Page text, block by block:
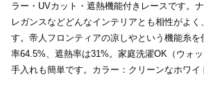
ラー・UVカット・遮熱機能付きレースです。
レガンスなどどんなインテリアとも相性がよ
す。帝人フロンティアの凉しやという機能糸を
率64.5%、遮熱率は31%。家庭洗濯OK（ウォ
手入れも簡単です。カラー：クリーンなホワイ